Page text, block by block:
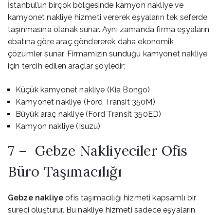
İstanbul’un birçok bölgesinde kamyon nakliye ve
kamyonet nakliye hizmeti vererek eşyaların tek seferde
taşınmasına olanak sunar. Aynı zamanda firma eşyaların
ebatına göre araç göndererek daha ekonomik
çözümler sunar. Firmamızın sunduğu kamyonet nakliye
için tercih edilen araçlar şöyledir;
Küçük kamyonet nakliye (Kia Bongo)
Kamyonet nakliye (Ford Transit 350M)
Büyük araç nakliye (Ford Transit 350ED)
Kamyon nakliye (Isuzu)
7 – Gebze Nakliyeciler Ofis
Büro Taşımacılığı
Gebze nakliyeofis taşımacılığı hizmeti kapsamlı bir
süreci oluşturur. Bu nakliye hizmeti sadece eşyaların